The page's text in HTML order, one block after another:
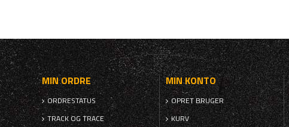
MIN ORDRE
ORDRESTATUS
TRACK OG TRACE
MIN KONTO
OPRET BRUGER
KURV